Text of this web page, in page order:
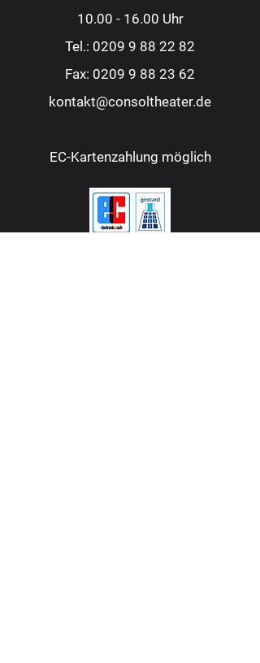
10.00 - 16.00 Uhr
Tel.: 0209 9 88 22 82
Fax: 0209 9 88 23 62
kontakt@consoltheater.de
EC-Kartenzahlung möglich